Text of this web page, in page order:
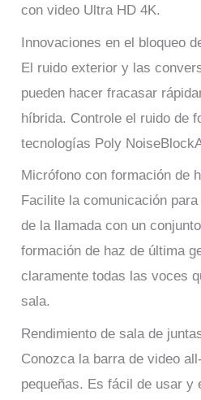
con video Ultra HD 4K.
Innovaciones en el bloqueo
El ruido exterior y las
pueden hacer fracasar
híbrida. Controle el ruido de
tecnologías Poly
Micrófono con formación de
Facilite la comunicación
de la llamada con un
formación de haz de última
claramente todas las voces
sala.
Rendimiento de sala de
Conozca la barra de video
pequeñas. Es fácil de usar y